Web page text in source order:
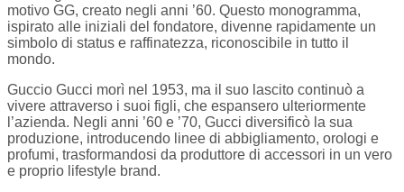
motivo GG, creato negli anni ’60. Questo monogramma,
ispirato alle iniziali del fondatore, divenne rapidamente un
simbolo di status e raffinatezza, riconoscibile in tutto il
mondo.
Guccio Gucci morì nel 1953, ma il suo lascito continuò a
vivere attraverso i suoi figli, che espansero ulteriormente
l’azienda. Negli anni ’60 e ’70, Gucci diversificò la sua
produzione, introducendo linee di abbigliamento, orologi e
profumi, trasformandosi da produttore di accessori in un vero
e proprio lifestyle brand.